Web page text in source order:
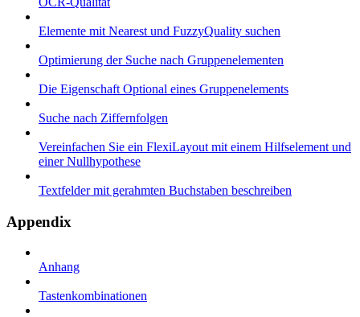
Elemente mit Nearest und FuzzyQuality suchen
Optimierung der Suche nach Gruppenelementen
Die Eigenschaft Optional eines Gruppenelements
Suche nach Ziffernfolgen
Vereinfachen Sie ein FlexiLayout mit einem Hilfselement und
einer Nullhypothese
Textfelder mit gerahmten Buchstaben beschreiben
Appendix
Anhang
Tastenkombinationen